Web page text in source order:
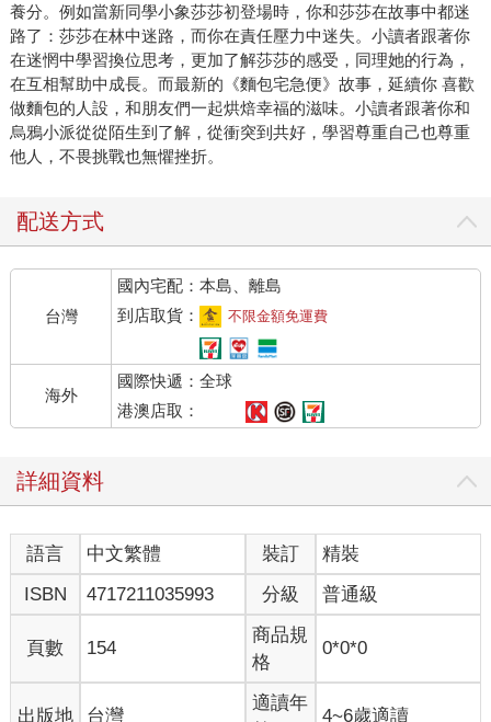
養分。例如當新同學小象莎莎初登場時，你和莎莎在故事中都迷
路了：莎莎在林中迷路，而你在責任壓力中迷失。小讀者跟著你
在迷惘中學習換位思考，更加了解莎莎的感受，同理她的行為，
在互相幫助中成長。而最新的《麵包宅急便》故事，延續你 喜歡
做麵包的人設，和朋友們一起烘焙幸福的滋味。小讀者跟著你和
烏鴉小派從從陌生到了解，從衝突到共好，學習尊重自己也尊重
他人，不畏挑戰也無懼挫折。
配送方式
台灣
國內宅配：本島、離島
到店取貨：
不限金額免運費
海外
國際快遞：全球
港澳店取：
詳細資料
語言 中文繁體 裝訂
精裝
ISBN
4717211035993 分級 普通級
頁數 154
商品規
格
0*0*0
出版地 台灣
適讀年
4~6歲適讀